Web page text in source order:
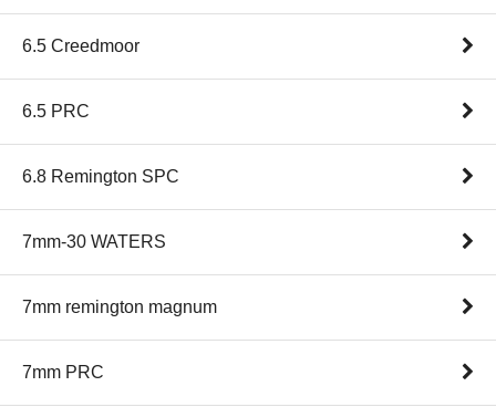
6.5 Creedmoor
6.5 PRC
6.8 Remington SPC
7mm-30 WATERS
7mm remington magnum
7mm PRC